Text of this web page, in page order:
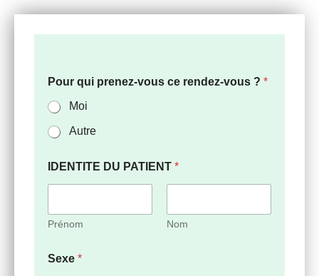
Pour qui prenez-vous ce rendez-vous ? *
Moi
Autre
IDENTITE DU PATIENT *
Prénom Nom
Sexe *